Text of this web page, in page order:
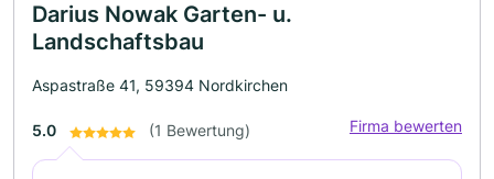
Darius Nowak Garten- u.
Landschaftsbau
Aspastraße 41, 59394 Nordkirchen
5.0 (1 Bewertung) Firma bewerten